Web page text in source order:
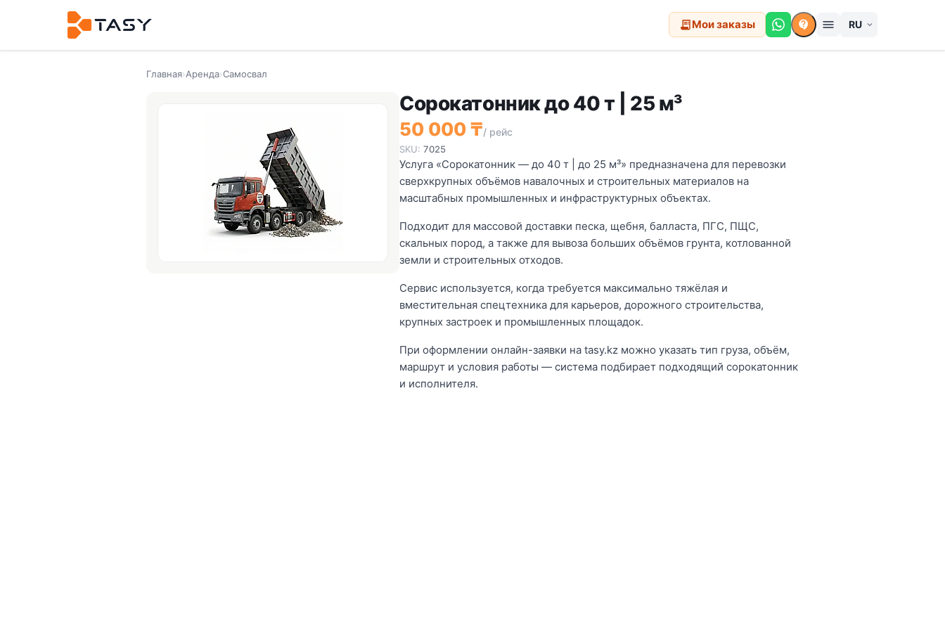
receipt_long Мои заказы contact_support menu expand_more
Главная›Аренда›Самосвал
Сорокатонник до 40 т | 25 м³
50 000 ₸/ рейс
SKU: 7025
Услуга «Сорокатонник — до 40 т | до 25 м³» предназначена для перевозки
сверхкрупных объёмов навалочных и строительных материалов на
масштабных промышленных и инфраструктурных объектах.
Подходит для массовой доставки песка, щебня, балласта, ПГС, ПЩС,
скальных пород, а также для вывоза больших объёмов грунта, котлованной
земли и строительных отходов.
Сервис используется, когда требуется максимально тяжёлая и
вместительная спецтехника для карьеров, дорожного строительства,
крупных застроек и промышленных площадок.
При оформлении онлайн-заявки на tasy.kz можно указать тип груза, объём,
маршрут и условия работы — система подбирает подходящий сорокатонник
и исполнителя.